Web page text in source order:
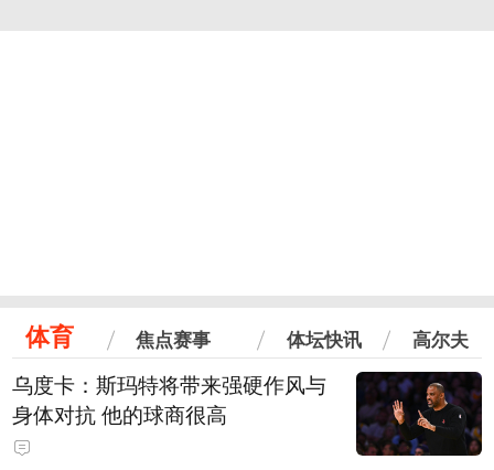
体育 焦点赛事 体坛快讯 高尔夫
乌度卡：斯玛特将带来强硬作风与
身体对抗 他的球商很高